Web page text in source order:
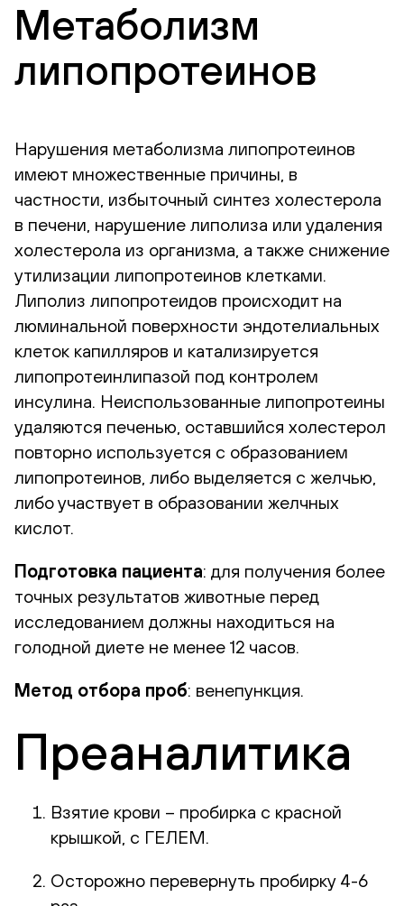
Метаболизм
липопротеинов
Нарушения метаболизма липопротеинов
имеют множественные причины, в
частности, избыточный синтез холестерола
в печени, нарушение липолиза или удаления
холестерола из организма, а также снижение
утилизации липопротеинов клетками.
Липолиз липопротеидов происходит на
люминальной поверхности эндотелиальных
клеток капилляров и катализируется
липопротеинлипазой под контролем
инсулина. Неиспользованные липопротеины
удаляются печенью, оставшийся холестерол
повторно используется с образованием
липопротеинов, либо выделяется с желчью,
либо участвует в образовании желчных
кислот.
Подготовка пациента: для получения более
точных результатов животные перед
исследованием должны находиться на
голодной диете не менее 12 часов.
Метод отбора проб: венепункция.
Преаналитика
Взятие крови – пробирка с красной
крышкой, с ГЕЛЕМ.
Осторожно перевернуть пробирку 4-6